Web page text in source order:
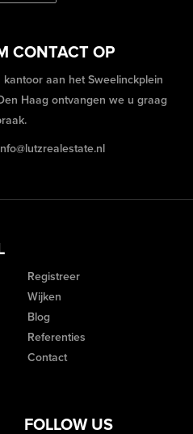
CONTACT OP
kantoor aan het Sweelinckplein
Haag ontvangen we u graag
Registreer
Wijken
Blog
Referenties
Contact
FOLLOW US